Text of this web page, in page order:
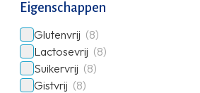
Eigenschappen
Glutenvrij (8)
Lactosevrij (8)
Suikervrij (8)
Gistvrij (8)